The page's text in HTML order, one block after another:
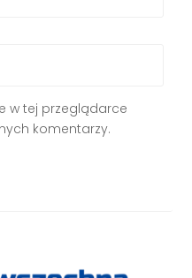
w tej przeglądarce
komentarzy.